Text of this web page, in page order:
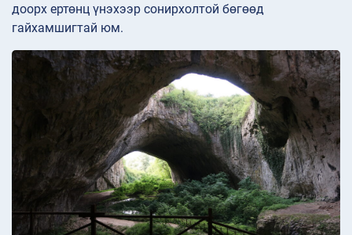
доорх ертөнц үнэхээр сонирхолтой бөгөөд
гайхамшигтай юм.